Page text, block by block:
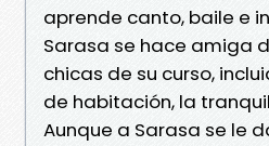
aprende canto, baile e
Sarasa se hace amiga
chicas de su curso,
de habitación, la
Aunque a Sarasa se le